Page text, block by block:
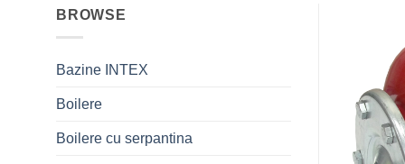
BROWSE
Bazine INTEX
Boilere
Boilere cu serpantina